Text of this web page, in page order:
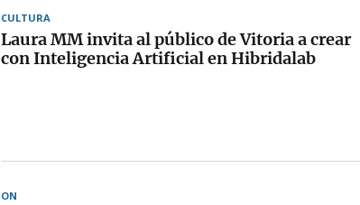
CULTURA
Laura MM invita al público de Vitoria a crear
con Inteligencia Artificial en Hibridalab
ON